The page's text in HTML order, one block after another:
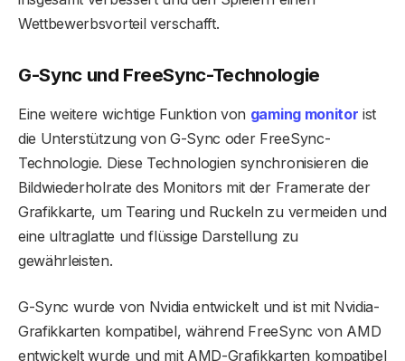
Wettbewerbsvorteil verschafft.
G-Sync und FreeSync-Technologie
Eine weitere wichtige Funktion von gaming monitor ist
die Unterstützung von G-Sync oder FreeSync-
Technologie. Diese Technologien synchronisieren die
Bildwiederholrate des Monitors mit der Framerate der
Grafikkarte, um Tearing und Ruckeln zu vermeiden und
eine ultraglatte und flüssige Darstellung zu
gewährleisten.
G-Sync wurde von Nvidia entwickelt und ist mit Nvidia-
Grafikkarten kompatibel, während FreeSync von AMD
entwickelt wurde und mit AMD-Grafikkarten kompatibel